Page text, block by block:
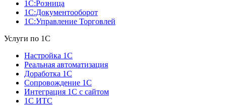
1С:Розница
1С:Документооборот
1С:Управление Торговлей
Услуги по 1С
Настройка 1С
Реальная автоматизация
Доработка 1С
Сопровождение 1С
Интеграция 1С с сайтом
1С ИТС